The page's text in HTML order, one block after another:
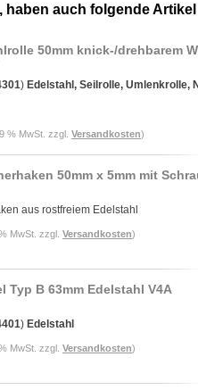
auch folgende Artikel
50mm knick-/drehbarem
) Edelstahl, Seilrolle, Umlenkrolle,
% MwSt. zzgl. Versandkosten)
50mm x 5mm mit
aus rostfreiem Edelstahl
MwSt. zzgl. Versandkosten)
Typ B 63mm Edelstahl V4A
) Edelstahl
MwSt. zzgl. Versandkosten)